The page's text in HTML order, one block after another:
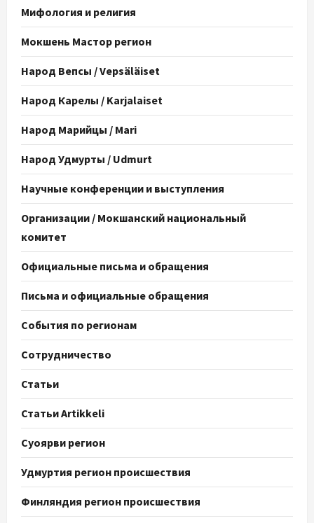
Мифология и религия
Мокшень Мастор регион
Народ Вепсы / Vepsäläiset
Народ Карелы / Karjalaiset
Народ Марийцы / Mari
Народ Удмурты / Udmurt
Научные конференции и выступления
Организации / Мокшанский национальный
комитет
Официальные письма и обращения
Письма и официальные обращения
События по регионам
Сотрудничество
Статьи
Статьи Artikkeli
Суоярви регион
Удмуртия регион происшествия
Финляндия регион происшествия